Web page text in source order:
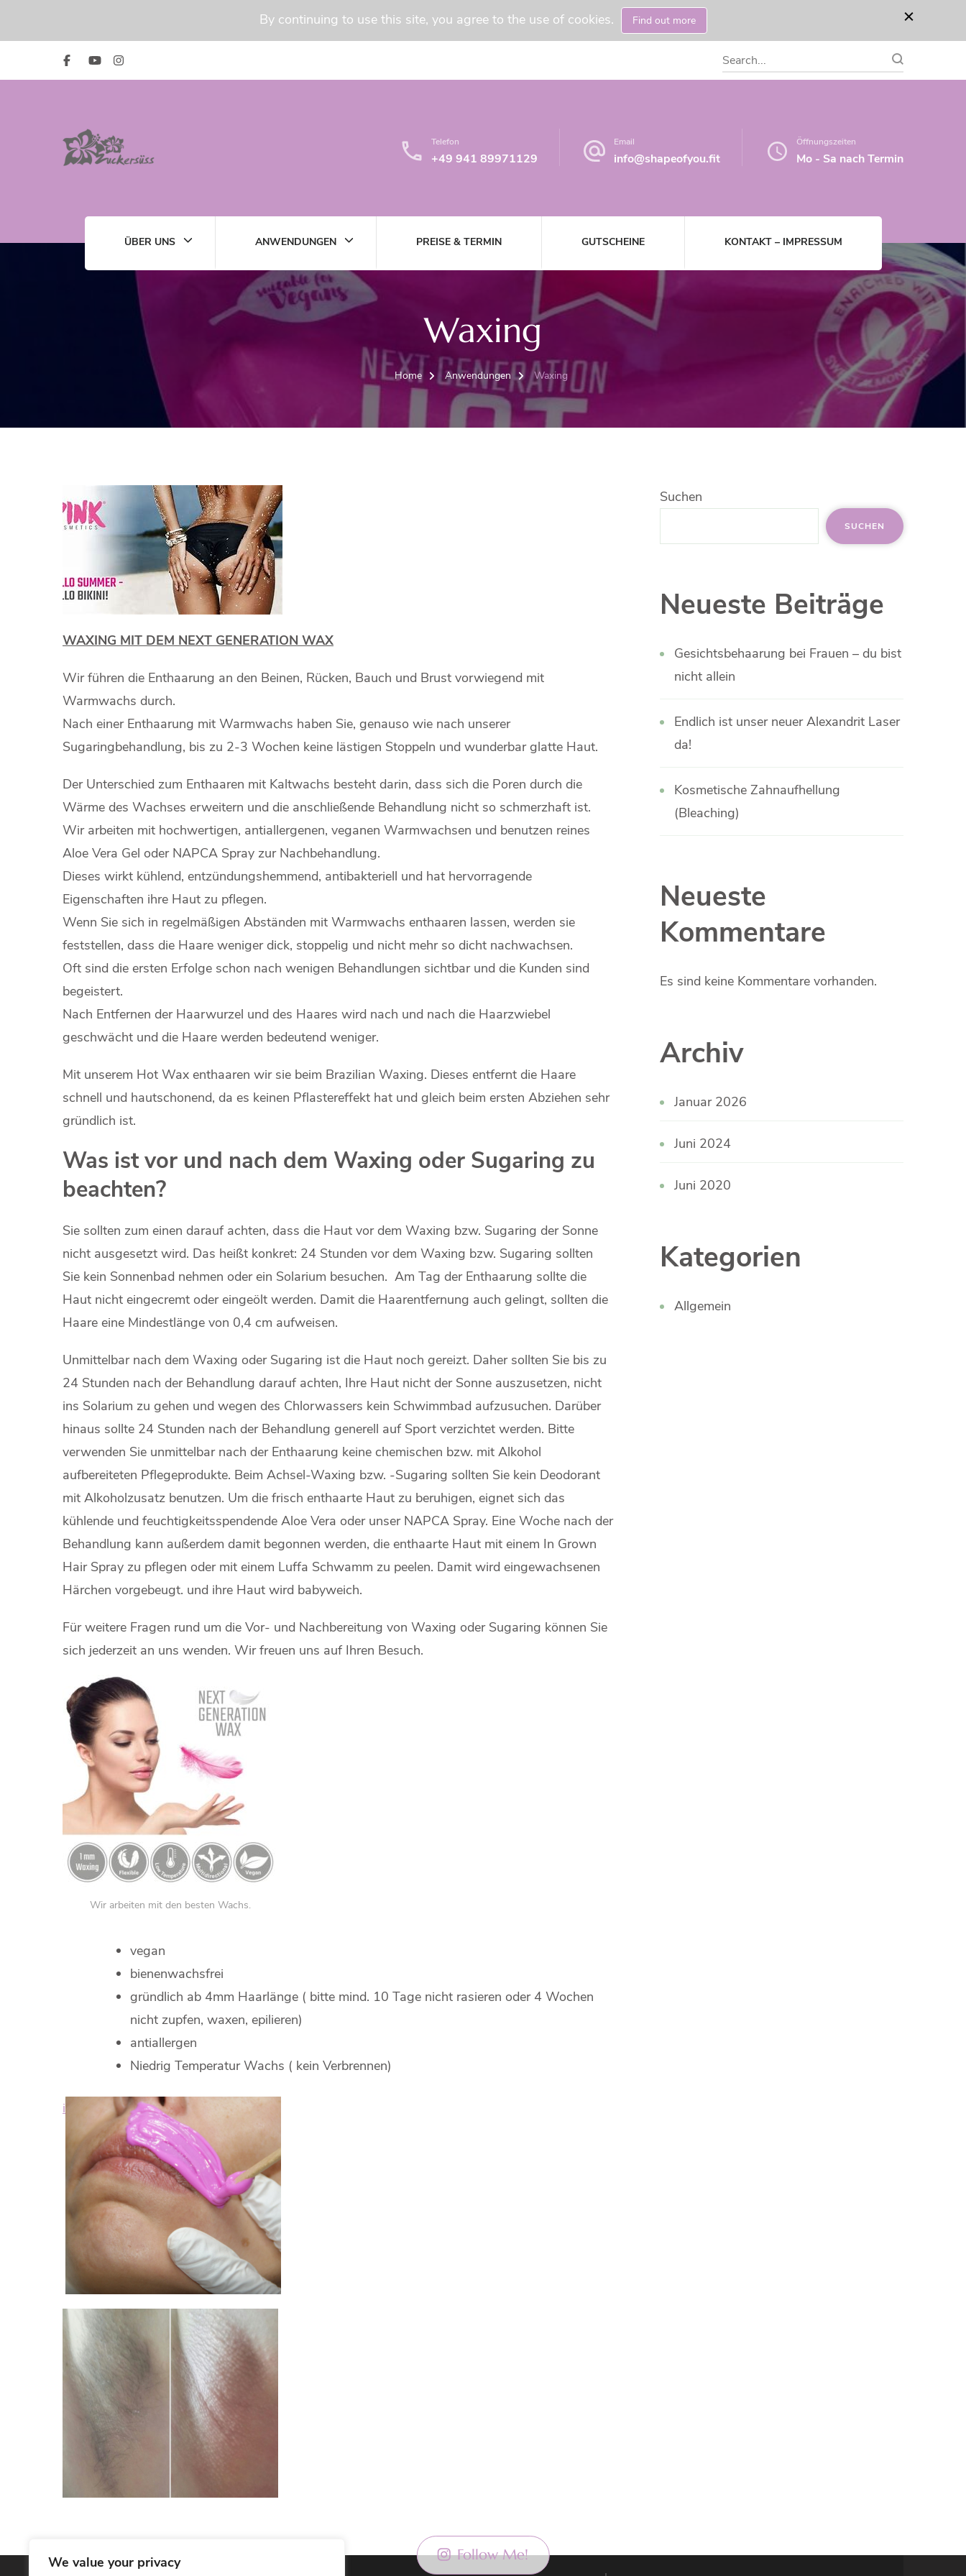
We value your privacy
By continuing to use this site, you agree to the use of cookies. Find out more
Search
for:
Telefon
+49 941 89971129
Email
info@shapeofyou.fit
Öffnungszeiten
Mo - Sa nach Termin
ÜBER UNS ANWENDUNGEN PREISE & TERMIN GUTSCHEINE KONTAKT – IMPRESSUM
Waxing
Home Anwendungen Waxing
WAXING MIT DEM NEXT GENERATION WAX
Wir führen die Enthaarung an den Beinen, Rücken, Bauch und Brust vorwiegend mit
Warmwachs durch.
Nach einer Enthaarung mit Warmwachs haben Sie, genauso wie nach unserer
Sugaringbehandlung, bis zu 2-3 Wochen keine lästigen Stoppeln und wunderbar glatte Haut.
Der Unterschied zum Enthaaren mit Kaltwachs besteht darin, dass sich die Poren durch die
Wärme des Wachses erweitern und die anschließende Behandlung nicht so schmerzhaft ist.
Wir arbeiten mit hochwertigen, antiallergenen, veganen Warmwachsen und benutzen reines
Aloe Vera Gel oder NAPCA Spray zur Nachbehandlung.
Dieses wirkt kühlend, entzündungshemmend, antibakteriell und hat hervorragende
Eigenschaften ihre Haut zu pflegen.
Wenn Sie sich in regelmäßigen Abständen mit Warmwachs enthaaren lassen, werden sie
feststellen, dass die Haare weniger dick, stoppelig und nicht mehr so dicht nachwachsen.
Oft sind die ersten Erfolge schon nach wenigen Behandlungen sichtbar und die Kunden sind
begeistert.
Nach Entfernen der Haarwurzel und des Haares wird nach und nach die Haarzwiebel
geschwächt und die Haare werden bedeutend weniger.
Mit unserem Hot Wax enthaaren wir sie beim Brazilian Waxing. Dieses entfernt die Haare
schnell und hautschonend, da es keinen Pflastereffekt hat und gleich beim ersten Abziehen sehr
gründlich ist.
Was ist vor und nach dem Waxing oder Sugaring zu
beachten?
Sie sollten zum einen darauf achten, dass die Haut vor dem Waxing bzw. Sugaring der Sonne
nicht ausgesetzt wird. Das heißt konkret: 24 Stunden vor dem Waxing bzw. Sugaring sollten
Sie kein Sonnenbad nehmen oder ein Solarium besuchen. Am Tag der Enthaarung sollte die
Haut nicht eingecremt oder eingeölt werden. Damit die Haarentfernung auch gelingt, sollten die
Haare eine Mindestlänge von 0,4 cm aufweisen.
Unmittelbar nach dem Waxing oder Sugaring ist die Haut noch gereizt. Daher sollten Sie bis zu
24 Stunden nach der Behandlung darauf achten, Ihre Haut nicht der Sonne auszusetzen, nicht
ins Solarium zu gehen und wegen des Chlorwassers kein Schwimmbad aufzusuchen. Darüber
hinaus sollte 24 Stunden nach der Behandlung generell auf Sport verzichtet werden. Bitte
verwenden Sie unmittelbar nach der Enthaarung keine chemischen bzw. mit Alkohol
aufbereiteten Pflegeprodukte. Beim Achsel-Waxing bzw. -Sugaring sollten Sie kein Deodorant
mit Alkoholzusatz benutzen. Um die frisch enthaarte Haut zu beruhigen, eignet sich das
kühlende und feuchtigkeitsspendende Aloe Vera oder unser NAPCA Spray. Eine Woche nach der
Behandlung kann außerdem damit begonnen werden, die enthaarte Haut mit einem In Grown
Hair Spray zu pflegen oder mit einem Luffa Schwamm zu peelen. Damit wird eingewachsenen
Härchen vorgebeugt. und ihre Haut wird babyweich.
Für weitere Fragen rund um die Vor- und Nachbereitung von Waxing oder Sugaring können Sie
sich jederzeit an uns wenden. Wir freuen uns auf Ihren Besuch.
Wir arbeiten mit den besten Wachs.
vegan
bienenwachsfrei
gründlich ab 4mm Haarlänge ( bitte mind. 10 Tage nicht rasieren oder 4 Wochen
nicht zupfen, waxen, epilieren)
antiallergen
Niedrig Temperatur Wachs ( kein Verbrennen)
i
Suchen
SUCHEN
Neueste Beiträge
Gesichtsbehaarung bei Frauen – du bist
nicht allein
Endlich ist unser neuer Alexandrit Laser
da!
Kosmetische Zahnaufhellung
(Bleaching)
Neueste
Kommentare
Es sind keine Kommentare vorhanden.
Archiv
Januar 2026
Juni 2024
Juni 2020
Kategorien
Allgemein
Follow Me!